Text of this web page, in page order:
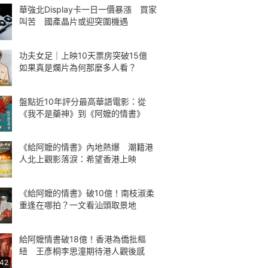
華強北Display卡一日一價暴漲 買家
叫苦 國產晶片或迎突圍機遇
功夫女足｜上映10天票房突破15億
如果真是爛片為何那麼多人看？
盤點近10年評分最高華語電影：從
《我不是藥神》到《阿嬤的情書》
《給阿嬤的情書》內地熱爆 潮籍港
人北上觀影落淚：希望香港上映
《給阿嬤的情書》破10億！南枝淑柔
重逢在哪拍？一文看汕頭取景地
給阿嬤情書破18億！香港為僑批樞
紐 王彥桐李思潼期待港人觀後感